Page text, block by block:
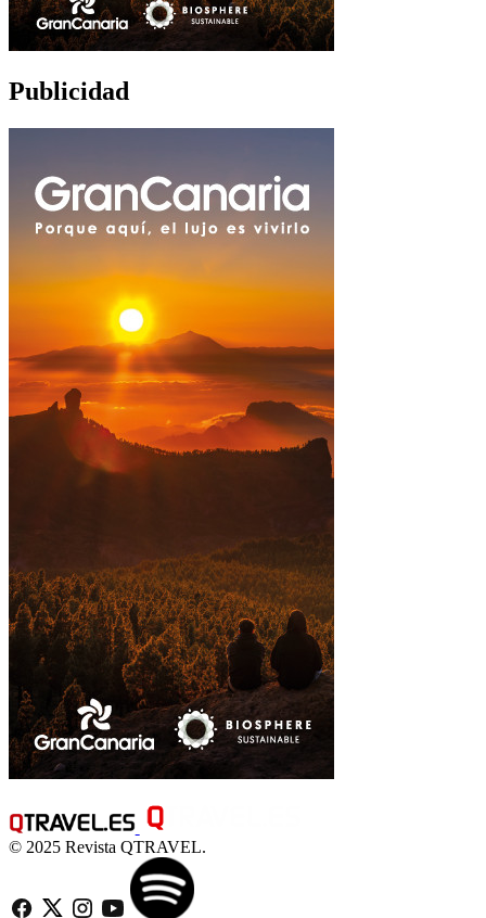
Publicidad
© 2025 Revista QTRAVEL.